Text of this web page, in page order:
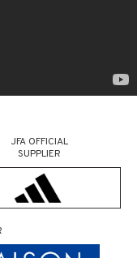
JFA OFFICIAL
SUPPLIER